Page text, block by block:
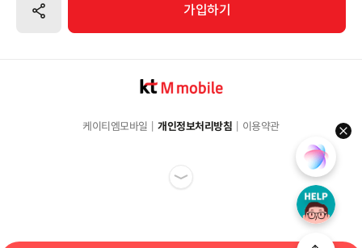
공유하기 가입하기
케이티엠모바일 개인정보처리방침 이용약관 help